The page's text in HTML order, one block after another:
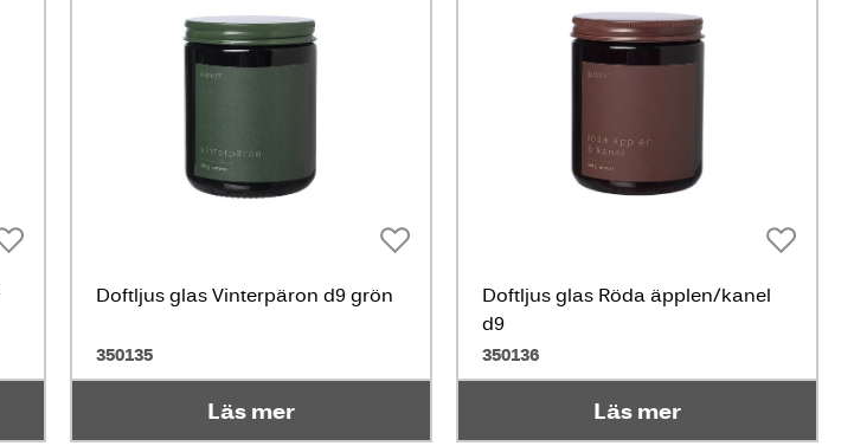
Doftljus glas Vinterpäron d9 grön
350135
Läs mer
Doftljus glas Röda äpplen/kanel
d9
350136
Läs mer